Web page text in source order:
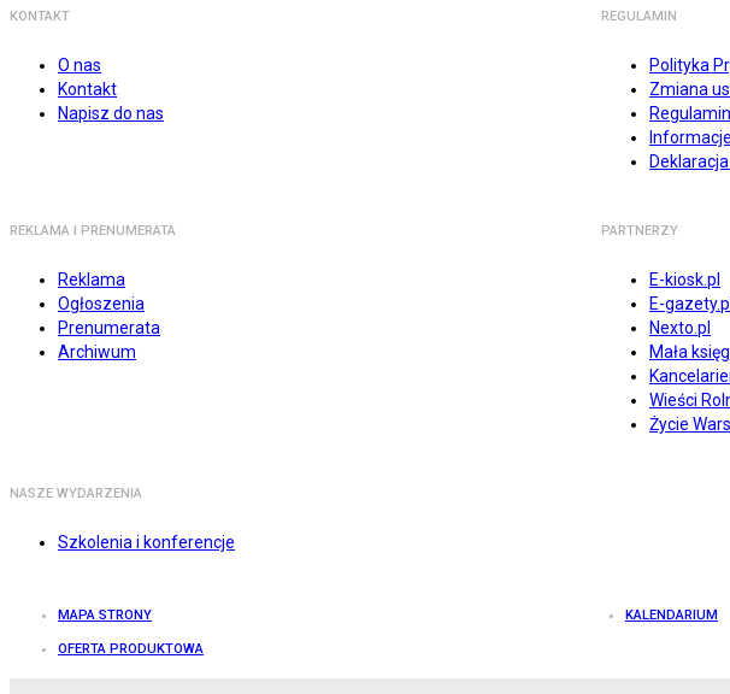
KONTAKT
O nas
Kontakt
Napisz do nas
REGULAMIN
Polityka
Zmiana
REKLAMA I PRENUMERATA
Reklama
Ogłoszenia
Prenumerata
Archiwum
PARTNERZY
E-kiosk.pl
E-gazety.pl
Nexto.pl
Mała
Wieści
Życie
NASZE WYDARZENIA
Szkolenia i konferencje
MAPA STRONY KALENDARIUM
OFERTA PRODUKTOWA